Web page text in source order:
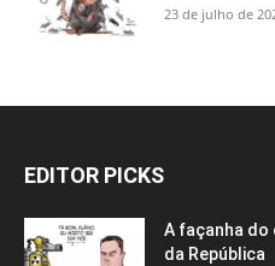
23 de julho de
EDITOR PICKS
A façanha
da República